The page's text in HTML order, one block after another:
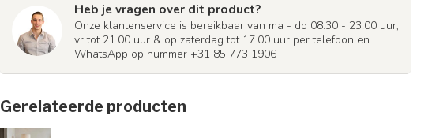
Heb je vragen over dit product?
Onze klantenservice is bereikbaar van ma - do 08.30 - 23.00 uur,
vr tot 21.00 uur & op zaterdag tot 17.00 uur per telefoon en
WhatsApp op nummer +31 85 773 1906
Gerelateerde producten